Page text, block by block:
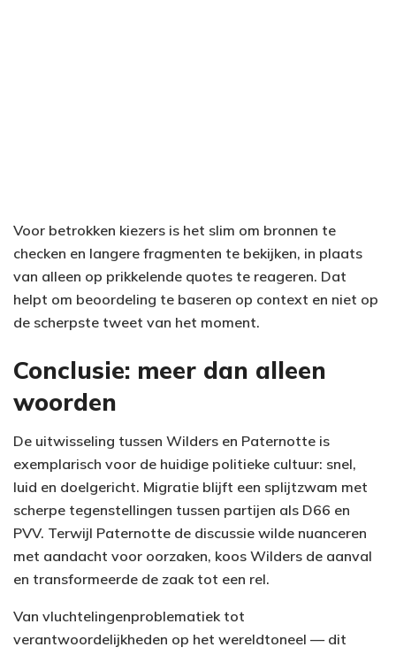
Voor betrokken kiezers is het slim om bronnen te
checken en langere fragmenten te bekijken, in plaats
van alleen op prikkelende quotes te reageren. Dat
helpt om beoordeling te baseren op context en niet op
de scherpste tweet van het moment.
Conclusie: meer dan alleen
woorden
De uitwisseling tussen Wilders en Paternotte is
exemplarisch voor de huidige politieke cultuur: snel,
luid en doelgericht. Migratie blijft een splijtzwam met
scherpe tegenstellingen tussen partijen als D66 en
PVV. Terwijl Paternotte de discussie wilde nuanceren
met aandacht voor oorzaken, koos Wilders de aanval
en transformeerde de zaak tot een rel.
Van vluchtelingenproblematiek tot
verantwoordelijkheden op het wereldtoneel — dit